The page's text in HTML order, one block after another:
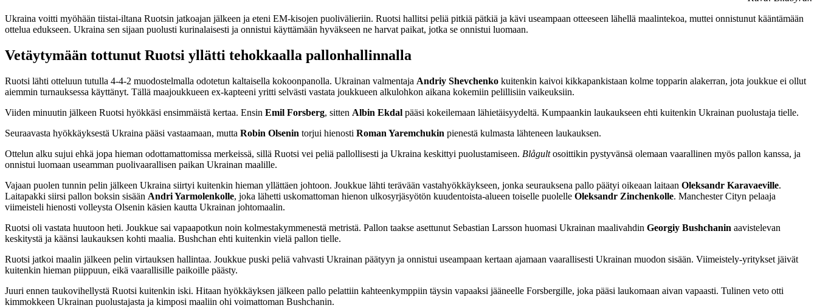
Ukraina voitti myöhään tiistai-iltana Ruotsin jatkoajan jälkeen ja eteni EM-kisojen puolivälieriin. Ruotsi hallitsi peliä pitkiä pätkiä ja kävi useampaan otteeseen lähellä maalintekoa, muttei onnistunut kääntämään
ottelua edukseen. Ukraina sen sijaan puolusti kurinalaisesti ja onnistui käyttämään hyväkseen ne harvat paikat, jotka se onnistui luomaan.
Vetäytymään tottunut Ruotsi yllätti tehokkaalla pallonhallinnalla
Ruotsi lähti otteluun tutulla 4-4-2 muodostelmalla odotetun kaltaisella kokoonpanolla. Ukrainan valmentaja Andriy Shevchenko kuitenkin kaivoi kikkapankistaan kolme topparin alakerran, jota joukkue ei ollut
aiemmin turnauksessa käyttänyt. Tällä maajoukkueen ex-kapteeni yritti selvästi vastata joukkueen alkulohkon aikana kokemiin pelillisiin vaikeuksiin.
Viiden minuutin jälkeen Ruotsi hyökkäsi ensimmäistä kertaa. Ensin Emil Forsberg, sitten Albin Ekdal pääsi kokeilemaan lähietäisyydeltä. Kumpaankin laukaukseen ehti kuitenkin Ukrainan puolustaja tielle.
Seuraavasta hyökkäyksestä Ukraina pääsi vastaamaan, mutta Robin Olsenin torjui hienosti Roman Yaremchukin pienestä kulmasta lähteneen laukauksen.
Ottelun alku sujui ehkä jopa hieman odottamattomissa merkeissä, sillä Ruotsi vei peliä pallollisesti ja Ukraina keskittyi puolustamiseen. Blågultosoittikin pystyvänsä olemaan vaarallinen myös pallon kanssa, ja
onnistui luomaan useamman puolivaarallisen paikan Ukrainan maalille.
Vajaan puolen tunnin pelin jälkeen Ukraina siirtyi kuitenkin hieman yllättäen johtoon. Joukkue lähti terävään vastahyökkäykseen, jonka seurauksena pallo päätyi oikeaan laitaan Oleksandr Karavaeville.
Laitapakki siirsi pallon boksin sisään Andri Yarmolenkolle, joka lähetti uskomattoman hienon ulkosyrjäsyötön kuudentoista-alueen toiselle puolelle Oleksandr Zinchenkolle. Manchester Cityn pelaaja
viimeisteli hienosti volleysta Olsenin käsien kautta Ukrainan johtomaalin.
Ruotsi oli vastata huutoon heti. Joukkue sai vapaapotkun noin kolmestakymmenestä metristä. Pallon taakse asettunut Sebastian Larsson huomasi Ukrainan maalivahdin Georgiy Bushchanin aavistelevan
keskitystä ja käänsi laukauksen kohti maalia. Bushchan ehti kuitenkin vielä pallon tielle.
Ruotsi jatkoi maalin jälkeen pelin virtauksen hallintaa. Joukkue puski peliä vahvasti Ukrainan päätyyn ja onnistui useampaan kertaan ajamaan vaarallisesti Ukrainan muodon sisään. Viimeistely-yritykset jäivät
kuitenkin hieman piippuun, eikä vaarallisille paikoille päästy.
Juuri ennen taukovihellystä Ruotsi kuitenkin iski. Hitaan hyökkäyksen jälkeen pallo pelattiin kahteenkymppiin täysin vapaaksi jääneelle Forsbergille, joka pääsi laukomaan aivan vapaasti. Tulinen veto otti
kimmokkeen Ukrainan puolustajasta ja kimposi maaliin ohi voimattoman Bushchanin.